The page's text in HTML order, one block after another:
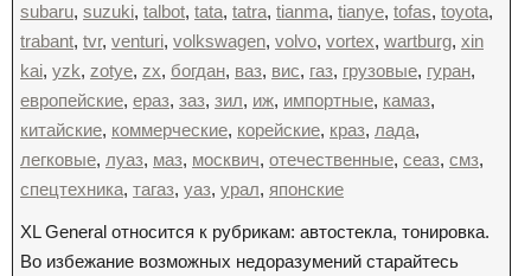
subaru, suzuki, talbot, tata, tatra, tianma, tianye, tofas, toyota,
trabant, tvr, venturi, volkswagen, volvo, vortex, wartburg, xin
kai, yzk, zotye, zx, богдан, ваз, вис, газ, грузовые, гуран,
европейские, ераз, заз, зил, иж, импортные, камаз,
китайские, коммерческие, корейские, краз, лада,
легковые, луаз, маз, москвич, отечественные, сеаз, смз,
спецтехника, тагаз, уаз, урал, японские
XL General относится к рубрикам: автостекла, тонировка.
Во избежание возможных недоразумений старайтесь